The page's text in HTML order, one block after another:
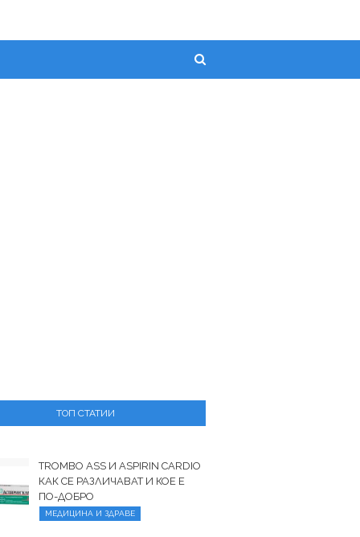
ТОП СТАТИИ
TROMBO ASS И ASPIRIN CARDIO
КАК СЕ РАЗЛИЧАВАТ И КОЕ Е
ПО-ДОБРО
МЕДИЦИНА И ЗДРАВЕ